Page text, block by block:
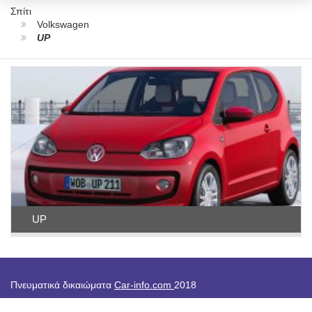
Σπίτι
Volkswagen
UP
UP
Πνευματικά δικαιώματα Car-info.com 2018